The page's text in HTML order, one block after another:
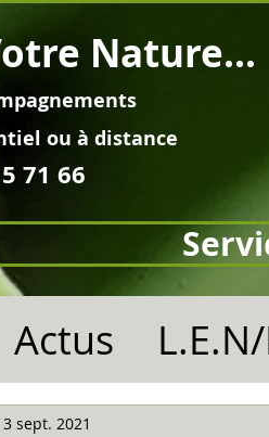
ou à distance
71 66
Nature...
Actus
sept. 2021